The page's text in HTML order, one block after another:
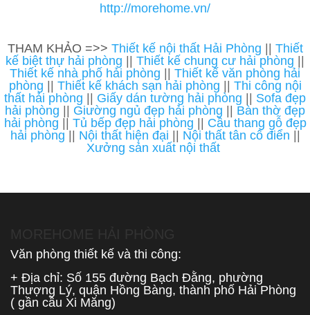
http://morehome.vn/
THAM KHẢO =>> Thiết kế nội thất Hải Phòng || Thiết
kế biệt thự hải phòng || Thiết kế chung cư hải phòng ||
Thiết kế nhà phố hải phòng || Thiết kế văn phòng hải
phòng || Thiết kế khách sạn hải phòng || Thi công nội
thất hải phòng || Giấy dán tường hải phòng || Sofa đẹp
hải phòng || Giường ngủ đẹp hải phòng || Bàn thờ đẹp
hải phòng || Tủ bếp đẹp hải phòng || Cầu thang gỗ đẹp
hải phòng || Nội thất hiện đại || Nội thất tân cổ điển ||
Xưởng sản xuất nội thất
Văn phòng thiết kế và thi công:
+ Địa chỉ: Số 155 đường Bạch Đằng, phường
Thượng Lý, quận Hồng Bàng, thành phố Hải Phòng
( gần cầu Xi Măng)